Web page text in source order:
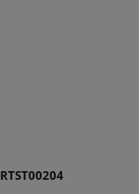
RTST00204